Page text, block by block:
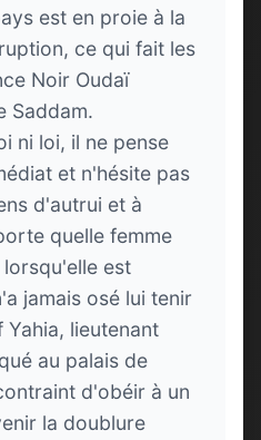
est en proie à la
ce qui fait les
Noir Oudaï
Saddam.
ni loi, il ne pense
et n'hésite pas
d'autrui et à
quelle femme
est
jamais osé lui tenir
lieutenant
au palais de
d'obéir à un
la doublure